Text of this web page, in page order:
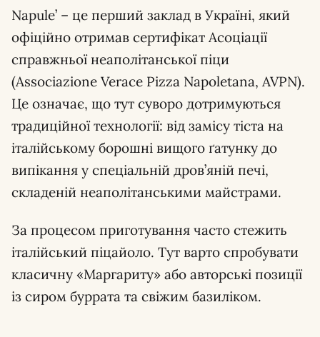
Napule’ – це перший заклад в Україні, який
офіційно отримав сертифікат Асоціації
справжньої неаполітанської піци
(Associazione Verace Pizza Napoletana, AVPN).
Це означає, що тут суворо дотримуються
традиційної технології: від замісу тіста на
італійському борошні вищого ґатунку до
випікання у спеціальній дров’яній печі,
складеній неаполітанськими майстрами.
За процесом приготування часто стежить
італійський піцайоло. Тут варто спробувати
класичну «Маргариту» або авторські позиції
із сиром буррата та свіжим базиліком.